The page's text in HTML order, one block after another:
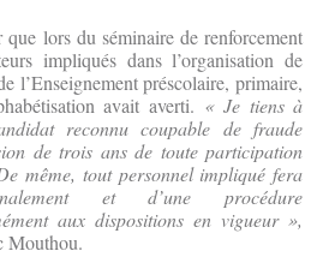
lors du séminaire de renforcement
impliqués dans l’organisation de
l’Enseignement préscolaire, primaire,
avait averti. « Je tiens à
reconnu coupable de fraude
de trois ans de toute participation
même, tout personnel impliqué fera
et d’une procédure
aux dispositions en vigueur »,
Mouthou.